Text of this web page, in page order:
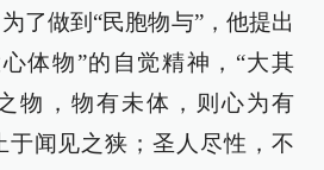
了做到“民胞物与”，他提出
体物”的自觉精神，“大其
物，物有未体，则心为有
于闻见之狭；圣人尽性，不